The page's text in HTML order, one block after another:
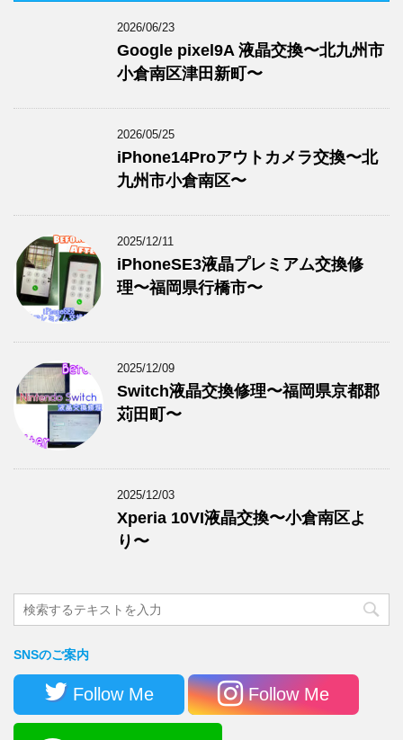
2026/06/23
Google pixel9A 液晶交換〜北九州市
小倉南区津田新町〜
2026/05/25
iPhone14Proアウトカメラ交換〜北
九州市小倉南区〜
2025/12/11
iPhoneSE3液晶プレミアム交換修
理〜福岡県行橋市〜
2025/12/09
Switch液晶交換修理〜福岡県京都郡
苅田町〜
2025/12/03
Xperia 10VI液晶交換〜小倉南区よ
り〜
SNSのご案内
Follow Me Follow Me